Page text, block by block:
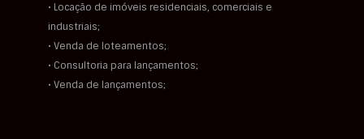
• Locação de imóveis residenciais, comerciais e
industriais;
• Venda de loteamentos;
• Consultoria para lançamentos;
• Venda de lançamentos;